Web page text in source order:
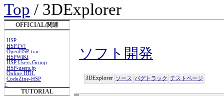
Top / 3DExplorer
OFFICIAL/関連
HSP
HSPTV!
OpenHSP-trac
HSPWiKi
HSP Users Group
HSP-users.jp
Online HDL
CodeZine-HSP
↑
TUTORIAL
ソフト開発
3DExplorer ソース バグトラック テストページ